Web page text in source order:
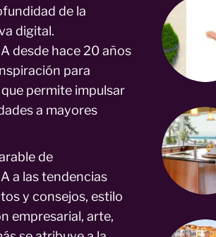
de la
digital.
desde hace 20 años
para
permite impulsar
a mayores
de
a las tendencias
y consejos, estilo
empresarial, arte,